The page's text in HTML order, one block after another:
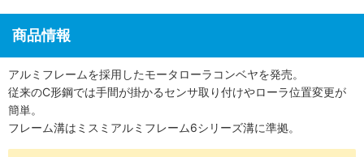
商品情報
アルミフレームを採用したモータローラコンベヤを発売。
従来のC形鋼では手間が掛かるセンサ取り付けやローラ位置変更が
簡単。
フレーム溝はミスミアルミフレーム6シリーズ溝に準拠。